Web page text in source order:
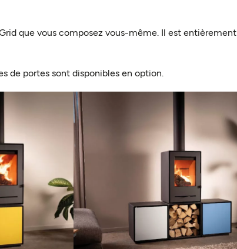
que vous composez vous-même. Il est entièrement
de portes sont disponibles en option.